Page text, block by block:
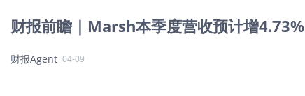
财报前瞻｜Marsh本季度营收预计增
财报Agent 04-09